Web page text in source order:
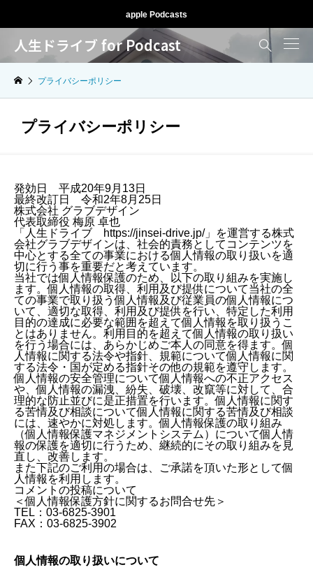
apple Podcasts
人生ドライブ for Podcast 
プライバシーポリシー
プライバシーポリシー
発効日 平成20年9月13日
最終改訂日 令和2年8月25日
株式会社 グラブデザイン
代表取締役 梅原 卓也
「人生ドライブ https://jinsei-drive.jp/」を運営する株式
会社グラブデザインは、社会的責務としてコンテンツを
中心とする全ての事業における個人情報の取り扱いを適
切に行う事を重要だと考えています。
当社では個人情報保護のため、以下の取り組みを実施し
ます。個人情報の取得、利用及び提供について当社の全
ての事業で取り扱う個人情報及び従業員の個人情報につ
いて、適切な取得、利用及び提供を行い、特定した利用
目的の達成に必要な範囲を超えて個人情報を取り扱うこ
とはありません。利用目的を超えて個人情報の取り扱い
を行う場合には、あらかじめご本人の同意を得ます。個
人情報に関する法令や指針、規範について個人情報に関
する法令・国が定める指針その他の規範を遵守します。
個人情報の安全管理について個人情報への不正アクセス
や、個人情報の漏洩、紛失、破壊、改竄等に対して、合
理的な防止並びに是正措置を行います。個人情報に関す
る苦情及び相談について個人情報に関する苦情及び相談
には、速やかに対処します。個人情報保護の取り組み
（個人情報保護マネジメントシステム）について個人情
報の保護を適切に行うため、継続的にその取り組みを見
直し、改善します。
また下記のご利用の場合は、ご承諾を頂いた形として個
人情報を利用します。
コメントの投稿について
＜個人情報保護方針に関するお問合せ先＞
TEL：03-6825-3901
FAX：03-6825-3902
個人情報の取り扱いについて